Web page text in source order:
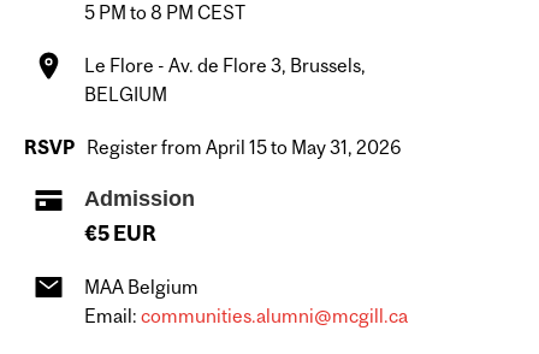
5 PM to 8 PM CEST
Le Flore - Av. de Flore 3, Brussels,
BELGIUM
RSVP Register from April 15 to May 31, 2026
Admission
€5 EUR
MAA Belgium
Email: communities.alumni@mcgill.ca